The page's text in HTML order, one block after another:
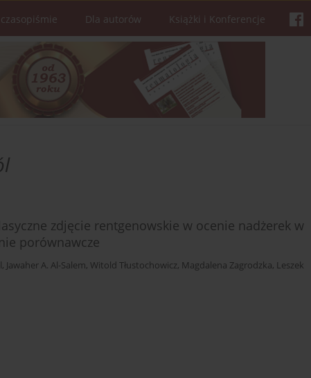
Dla autorów Książki i Konferencje
zdjęcie rentgenowskie w ocenie nadżerek w
porównawcze
, Jawaher A. Al-Salem, Witold Tłustochowicz, Magdalena Zagrodzka, Leszek